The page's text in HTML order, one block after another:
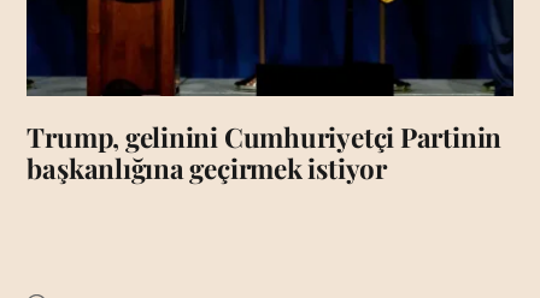
Trump, gelinini Cumhuriyetçi Partinin
başkanlığına geçirmek istiyor